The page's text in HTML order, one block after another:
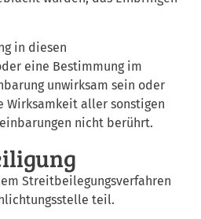
in diesen
eine Bestimmung im
unwirksam sein oder
Wirksamkeit aller sonstigen
nicht berührt.
Streitbeilegungsverfahren
teil.